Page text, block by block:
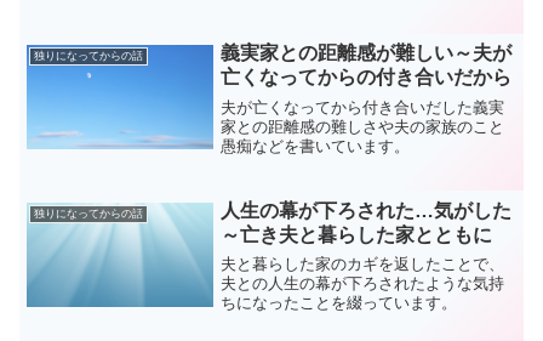
独りになってからの話
義実家との距離感が難しい～夫が
亡くなってからの付き合いだから
夫が亡くなってから付き合いだした義実
家との距離感の難しさや夫の家族のこと
愚痴などを書いています。
独りになってからの話
人生の幕が下ろされた…気がした
～亡き夫と暮らした家とともに
夫と暮らした家のカギを返したことで、
夫との人生の幕が下ろされたような気持
ちになったことを綴っています。